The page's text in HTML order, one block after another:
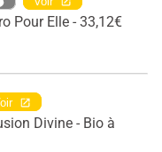
Pour Elle - 33,12€
Divine - Bio à